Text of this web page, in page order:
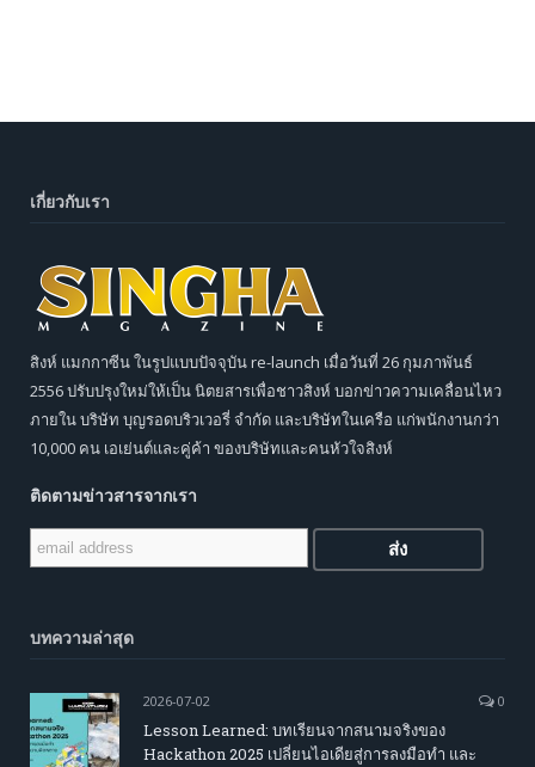
เกี่ยวกับเรา
สิงห์ แมกกาซีน ในรูปแบบปัจจุบัน re-launch เมื่อวันที่ 26 กุมภาพันธ์
2556 ปรับปรุงใหม่ให้เป็น นิตยสารเพื่อชาวสิงห์ บอกข่าวความเคลื่อนไหว
ภายใน บริษัท บุญรอดบริวเวอรี่ จำกัด และบริษัทในเครือ แก่พนักงานกว่า
10,000 คน เอเย่นต์และคู่ค้า ของบริษัทและคนหัวใจสิงห์
ติดตามข่าวสารจากเรา
บทความล่าสุด
2026-07-02 0
Lesson Learned: บทเรียนจากสนามจริงของ
Hackathon 2025 เปลี่ยนไอเดียสู่การลงมือทำ และ